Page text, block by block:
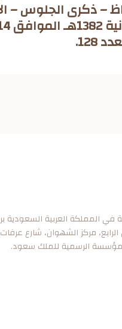
العربية السعودية برقم
مركز الشهوان، شارع عرفات
الرسمية للملك سعود.